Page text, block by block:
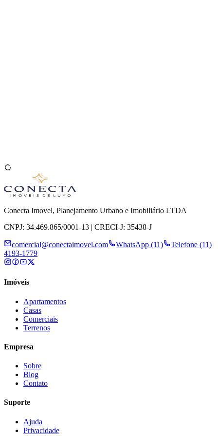
Conecta Imovel, Planejamento Urbano e Imobiliário LTDA
CNPJ: 34.469.865/0001-13 | CRECI-J: 35438-J
comercial@conectaimovel.com WhatsApp (11)
Telefone (11)
4193-1779
Imóveis
Apartamentos
Casas
Comerciais
Terrenos
Empresa
Sobre
Blog
Contato
Suporte
Ajuda
Privacidade